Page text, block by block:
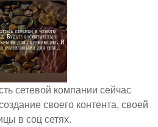
сетевой компании сейчас
своего контента, своей
в соц сетях.